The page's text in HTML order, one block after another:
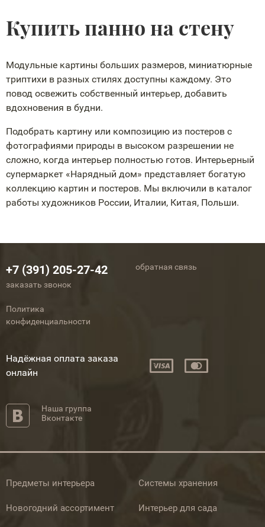
Купить панно на стену
Модульные картины больших размеров, миниатюрные
триптихи в разных стилях доступны каждому. Это
повод освежить собственный интерьер, добавить
вдохновения в будни.
Подобрать картину или композицию из постеров с
фотографиями природы в высоком разрешении не
сложно, когда интерьер полностью готов. Интерьерный
супермаркет «Нарядный дом» представляет богатую
коллекцию картин и постеров. Мы включили в каталог
работы художников России, Италии, Китая, Польши.
+7 (391) 205-27-42
заказать звонок
обратная связь
Политика
конфиденциальности
Надёжная оплата заказа
онлайн
Наша группа
Вконтакте
Предметы интерьера
Новогодний ассортимент
Системы хранения
Интерьер для сада